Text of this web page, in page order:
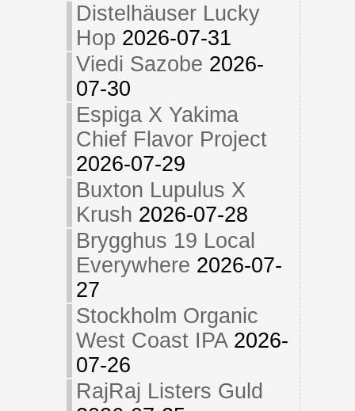
Distelhäuser Lucky
Hop 2026-07-31
Viedi Sazobe 2026-
07-30
Espiga X Yakima
Chief Flavor Project
2026-07-29
Buxton Lupulus X
Krush 2026-07-28
Brygghus 19 Local
Everywhere 2026-07-
27
Stockholm Organic
West Coast IPA 2026-
07-26
RajRaj Listers Guld